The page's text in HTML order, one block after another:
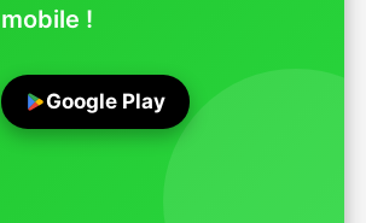
mobile !
Google Play